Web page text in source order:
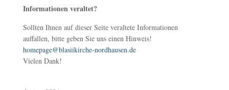
Informationen veraltet?
Sollten Ihnen auf dieser Seite veraltete Informationen
auffallen, bitte geben Sie uns einen Hinweis!
homepage@blasiikirche-nordhausen.de
Vielen Dank!